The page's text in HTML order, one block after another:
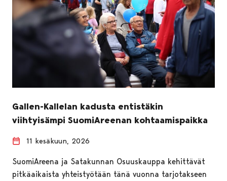
Gallen-Kallelan kadusta entistäkin
viihtyisämpi SuomiAreenan kohtaamispaikka
11 kesäkuun, 2026
SuomiAreena ja Satakunnan Osuuskauppa kehittävät
pitkäaikaista yhteistyötään tänä vuonna tarjotakseen